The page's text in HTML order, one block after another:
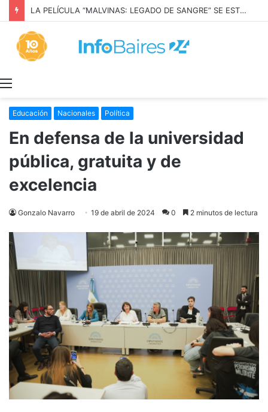
LA PELÍCULA “MALVINAS: LEGADO DE SANGRE” SE ESTRENARÁ EN PRIME VIDEO
Educación Nacionales Política
En defensa de la universidad
pública, gratuita y de
excelencia
Gonzalo Navarro 19 de abril de 2024 0 2 minutos de lectura